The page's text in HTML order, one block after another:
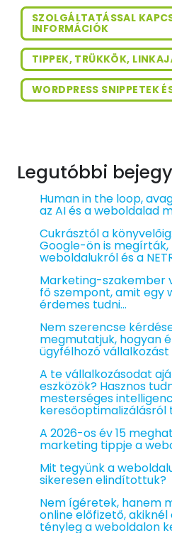
SZOLGÁLTATÁSSAL
INFORMÁCIÓK
TIPPEK, TRÜKKÖK,
WORDPRESS SNIPPETEK
Legutóbbi
Human in the loop,
az AI és a weboldalad
Cukrásztól a
Google-ön is
weboldalukról és a
Marketing-szakember
fő szempont, amit egy
érdemes tudni…
Nem szerencse
megmutatjuk, hogyan
ügyfélhozó
A te vállalkozásodat
eszközök? Hasznos
mesterséges
keresőoptimalizálásról
A 2026-os év 15
marketing tippje a
Mit tegyünk a
sikeresen elindítottuk?
Nem ígéretek, hanem
online előfizető,
tényleg a weboldalon